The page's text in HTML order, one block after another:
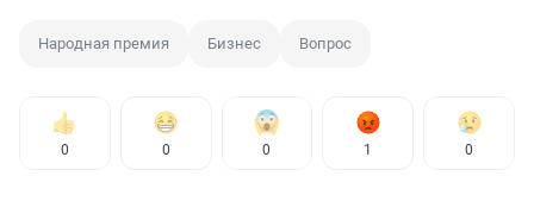
Народная премия Бизнес Вопрос
0 0 0 1 0